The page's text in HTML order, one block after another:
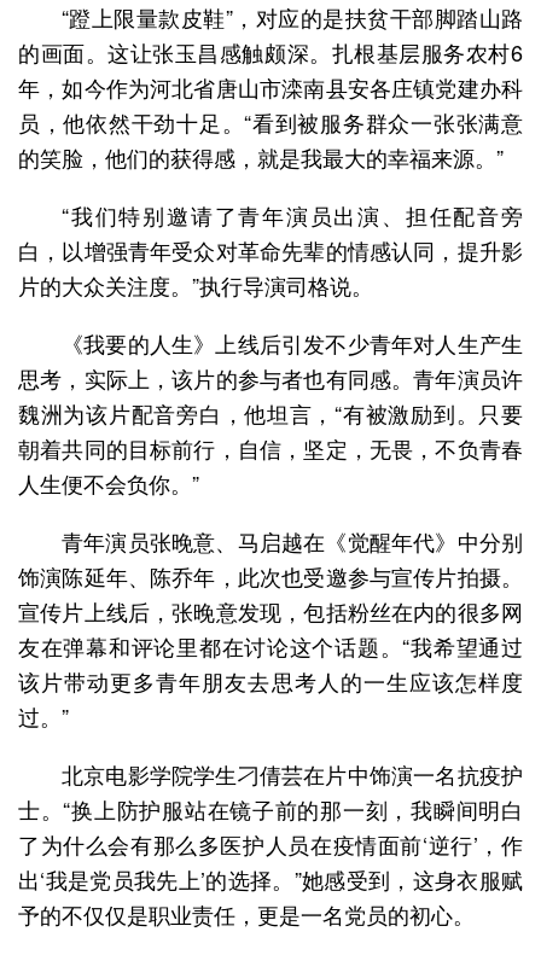
“蹬上限量款皮鞋”，对应的是扶贫干部脚踏山路
的画面。这让张玉昌感触颇深。扎根基层服务农村6
年，如今作为河北省唐山市滦南县安各庄镇党建办科
员，他依然干劲十足。“看到被服务群众一张张满意
的笑脸，他们的获得感，就是我最大的幸福来源。”
“我们特别邀请了青年演员出演、担任配音旁
白，以增强青年受众对革命先辈的情感认同，提升影
片的大众关注度。”执行导演司格说。
《我要的人生》上线后引发不少青年对人生产生
思考，实际上，该片的参与者也有同感。青年演员许
魏洲为该片配音旁白，他坦言，“有被激励到。只要
朝着共同的目标前行，自信，坚定，无畏，不负青春
人生便不会负你。”
青年演员张晚意、马启越在《觉醒年代》中分别
饰演陈延年、陈乔年，此次也受邀参与宣传片拍摄。
宣传片上线后，张晚意发现，包括粉丝在内的很多网
友在弹幕和评论里都在讨论这个话题。“我希望通过
该片带动更多青年朋友去思考人的一生应该怎样度
过。”
北京电影学院学生刁倩芸在片中饰演一名抗疫护
士。“换上防护服站在镜子前的那一刻，我瞬间明白
了为什么会有那么多医护人员在疫情面前‘逆行’，作
出‘我是党员我先上’的选择。”她感受到，这身衣服赋
予的不仅仅是职业责任，更是一名党员的初心。